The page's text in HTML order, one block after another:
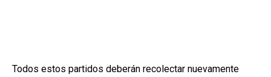
Todos estos partidos deberán recolectar nuevamente